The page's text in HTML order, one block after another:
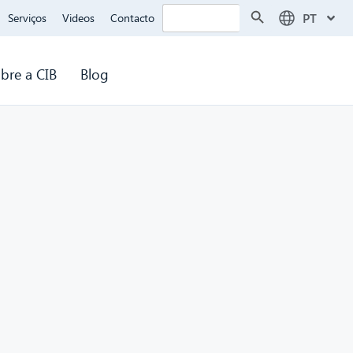
Serviços Videos Contacto Search PT
a CIB Blog